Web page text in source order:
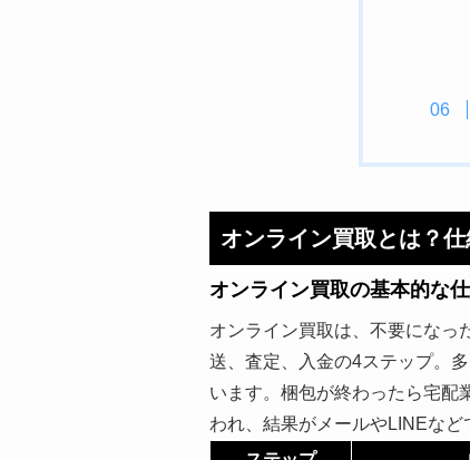
オンライン買取とは？
オンライン買取の基本的な
オンライン買取は、不要になっ
送、査定、入金の4ステップ。
います。梱包が終わったら宅配
われ、結果がメールやLINEなど